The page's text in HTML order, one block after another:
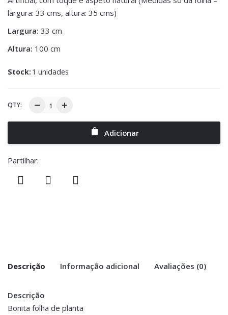
largura: 33 cms, altura: 35 cms)
Largura: 33 cm
Altura: 100 cm
Stock: 1 unidades
QTY:
Adicionar
Partilhar:
Descrição Informação adicional Avaliações (0)
Descrição
Bonita folha de planta
Peso 0.300 kg
There are no reviews yet.